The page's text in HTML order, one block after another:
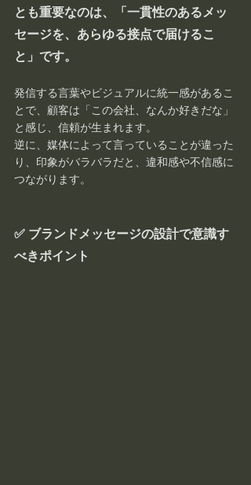
とも重要なのは、
「一貫性のあるメッ
セージを、あらゆる接点で届けるこ
と」 です。
発信する言葉やビジュアルに統一感があるこ
とで、顧客は「この会社、なんか好きだな」
と感じ、信頼が生まれます。
逆に、媒体によって言っていることが違った
り、印象がバラバラだと、違和感や不信感に
つながります。
✅ ブランドメッセージの設計で意識す
べきポイント